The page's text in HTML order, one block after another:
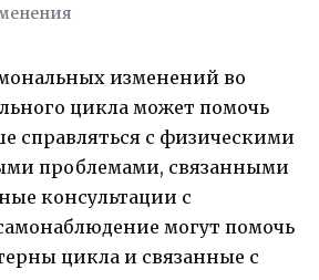
изменений во
цикла может помочь
справляться с физическими
проблемами, связанными
консультации с
могут помочь
цикла и связанные с